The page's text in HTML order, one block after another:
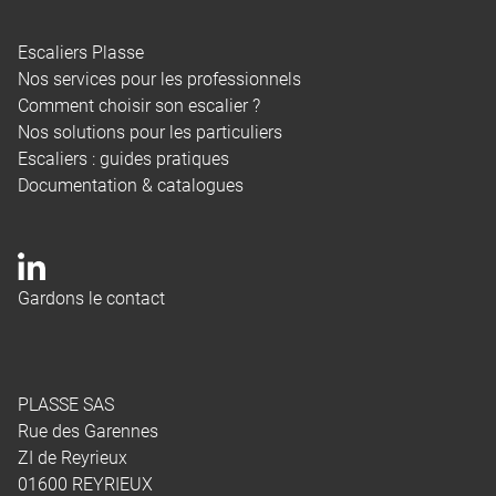
Escaliers Plasse
Nos services pour les professionnels
Comment choisir son escalier ?
Nos solutions pour les particuliers
Escaliers : guides pratiques
Documentation & catalogues
Gardons le contact
PLASSE SAS
Rue des Garennes
ZI de Reyrieux
01600 REYRIEUX